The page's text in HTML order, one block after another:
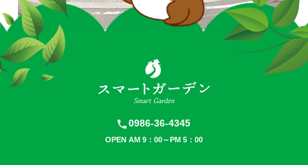
0986-36-4345
OPEN AM 9：00～PM 5：00